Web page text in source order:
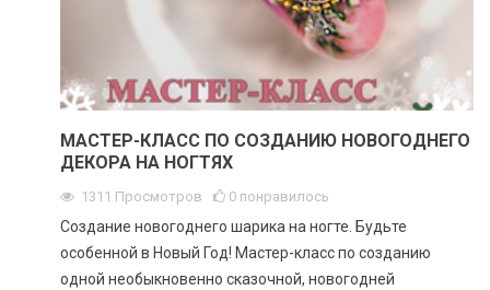
МАСТЕР-КЛАСС ПО СОЗДАНИЮ НОВОГОДНЕГО
ДЕКОРА НА НОГТЯХ
1311 Просмотров 0 понравилось
Создание новогоднего шарика на ногте. Будьте
особенной в Новый Год! Мастер-класс по созданию
одной необыкновенно сказочной, новогодней